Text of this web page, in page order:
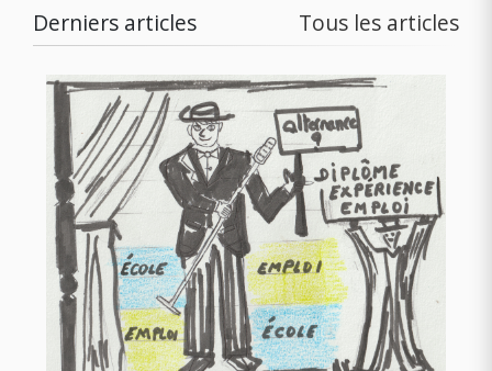
Derniers articles Tous les articles